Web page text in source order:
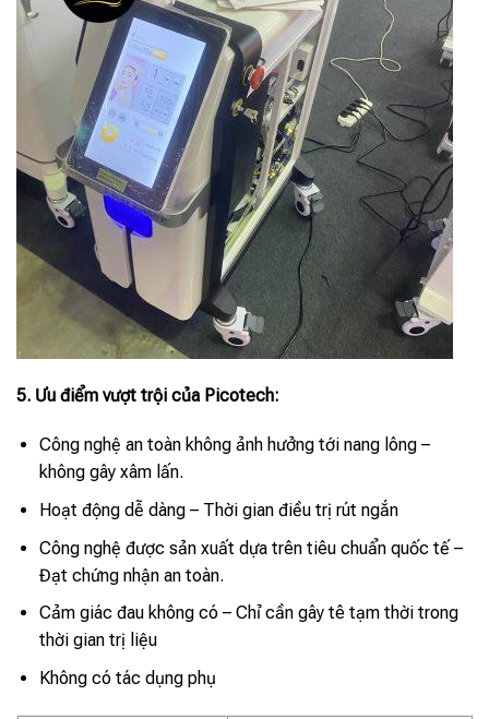
5. Ưu điểm vượt trội của Picotech:
Công nghệ an toàn không ảnh hưởng tới nang lông –
không gây xâm lấn.
Hoạt động dễ dàng – Thời gian điều trị rút ngắn
Công nghệ được sản xuất dựa trên tiêu chuẩn quốc tế –
Đạt chứng nhận an toàn.
Cảm giác đau không có – Chỉ cần gây tê tạm thời trong
thời gian trị liệu
Không có tác dụng phụ